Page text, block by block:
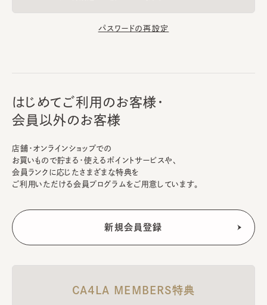
パスワードの再設定
はじめてご利用のお客様・
会員以外のお客様
店舗・オンラインショップでの
お買いもので貯まる・使えるポイントサービスや、
会員ランクに応じたさまざまな特典を
ご利用いただける会員プログラムをご用意しています。
CA4LA MEMBERS特典